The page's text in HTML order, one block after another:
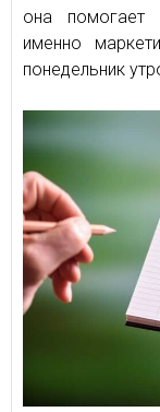
она помогает
именно
понедельник